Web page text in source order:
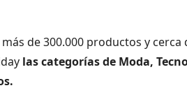
de 300.000 productos y
las categorías de Moda,